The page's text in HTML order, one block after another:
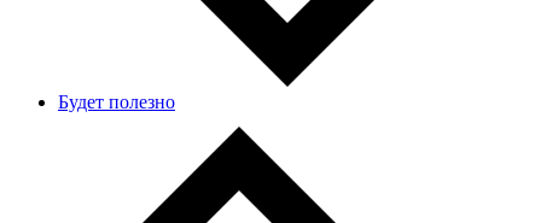
Будет полезно